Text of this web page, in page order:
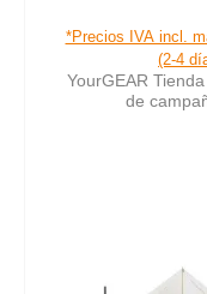
*Precios IVA incl.
(2-4
YourGEAR
de